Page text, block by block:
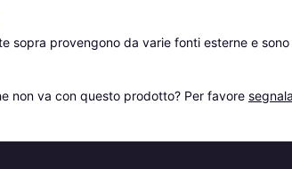
sopra provengono da varie fonti esterne e
non va con questo prodotto? Per favore